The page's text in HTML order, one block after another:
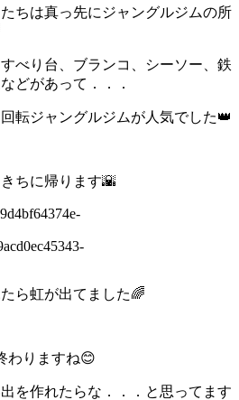
ちは真っ先にジャングルジムの所
べり台、ブランコ、シーソー、鉄
どがあって．．．
転ジャングルジムが人気でした👑
ちに帰ります🌇
ら虹が出てました🌈
わりますね😊
を作れたらな．．．と思ってます